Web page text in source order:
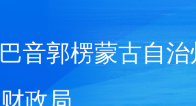
巴音郭楞蒙古自